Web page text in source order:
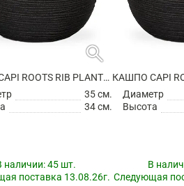
search
КАШПО CAPI ROOTS RIB PLANTER BALL BLACK
35 см.
34 см.
наличии:45 шт.
поставка 13.08.26г.
Диаметр
Высота
В
Следующая